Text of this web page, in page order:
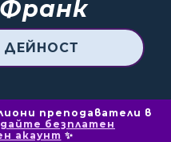
ДЕЙНОСТ
преподаватели в
безплатен
акаунт ✨